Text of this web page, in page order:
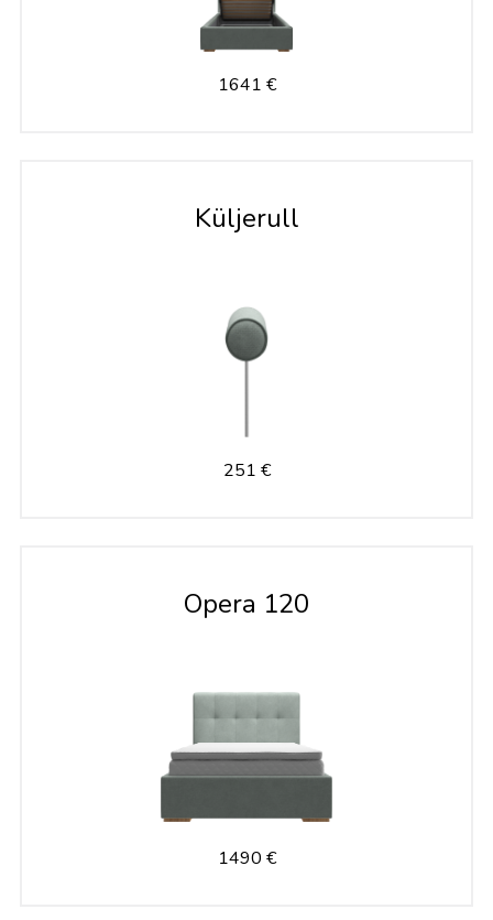
1641 €
Küljerull
251 €
Opera 120
1490 €